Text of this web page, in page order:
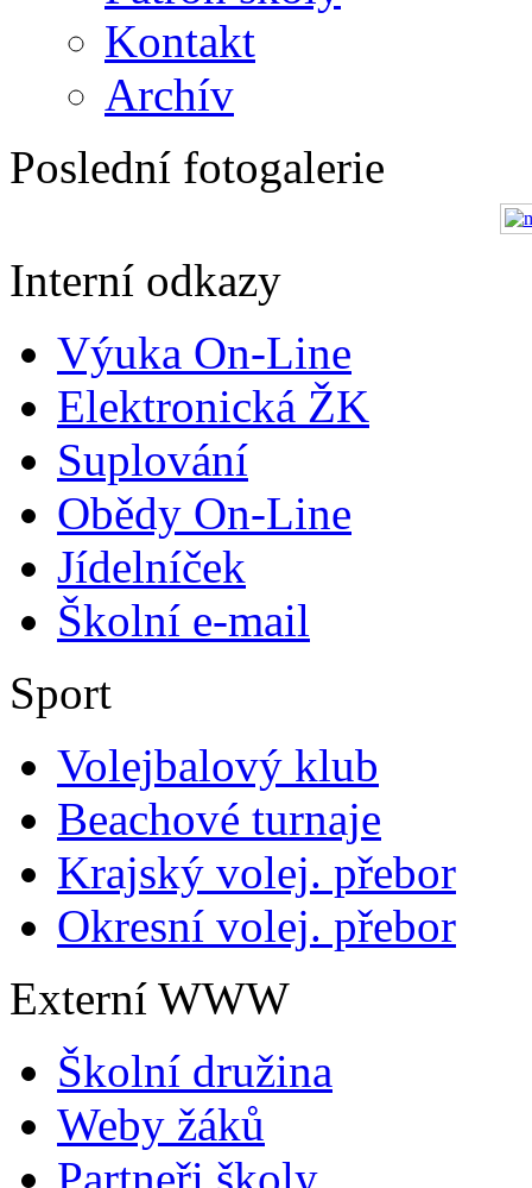
Kontakt
Archív
Poslední fotogalerie
Interní odkazy
Výuka On-Line
Elektronická ŽK
Suplování
Obědy On-Line
Jídelníček
Školní e-mail
Sport
Volejbalový klub
Beachové turnaje
Krajský volej. přebor
Okresní volej. přebor
Externí WWW
Školní družina
Weby žáků
Partneři školy